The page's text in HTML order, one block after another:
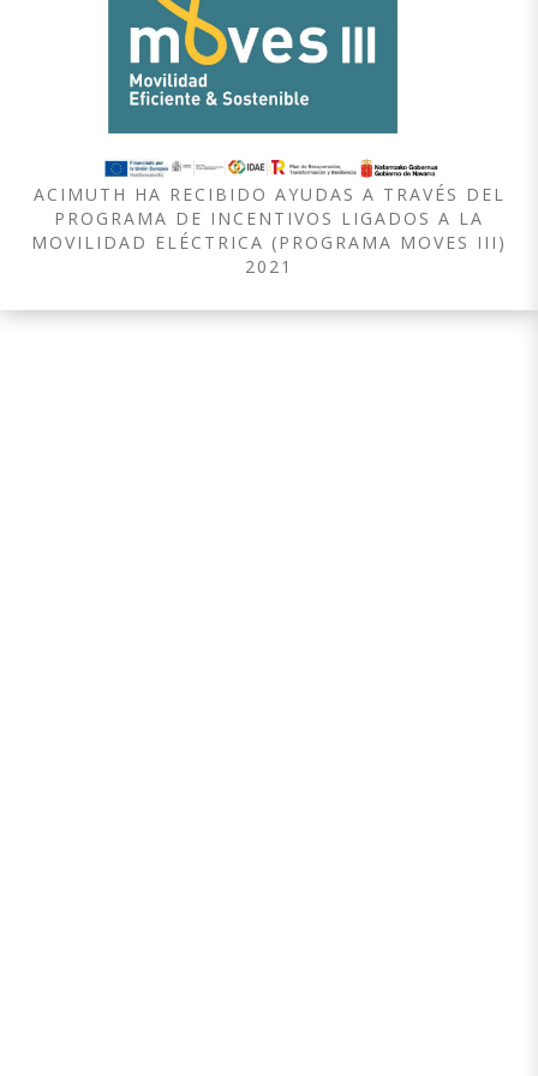
ACIMUTH HA RECIBIDO AYUDAS A TRAVÉS DEL
PROGRAMA DE INCENTIVOS LIGADOS A LA
MOVILIDAD ELÉCTRICA (PROGRAMA MOVES III)
2021